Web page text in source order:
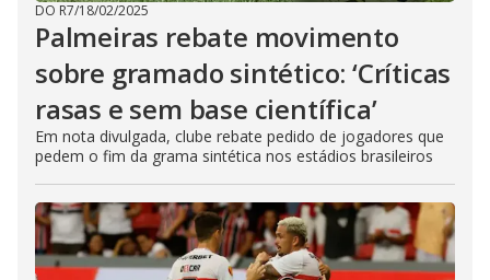
DO R7/18/02/2025
Palmeiras rebate movimento
sobre gramado sintético: ‘Críticas
rasas e sem base científica’
Em nota divulgada, clube rebate pedido de jogadores que
pedem o fim da grama sintética nos estádios brasileiros